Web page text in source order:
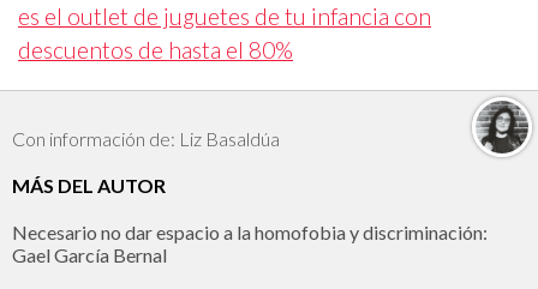
es el outlet de juguetes de tu infancia con
descuentos de hasta el 80%
Con información de: Liz Basaldúa
MÁS DEL AUTOR
Necesario no dar espacio a la homofobia y discriminación:
Gael García Bernal